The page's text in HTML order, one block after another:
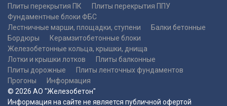
Плиты перекрытия ПК
Плиты перекрытия ППУ
Фундаментные блоки ФБС
Лестничные марши, площадки, ступени
Балки бетонные
Бордюры
Керамзитобетонные блоки
Железобетонные кольца, крышки, днища
Лотки и крышки лотков
Плиты балконные
Плиты дорожные
Плиты ленточных фундаментов
Прогоны
Информация
© 2026 АО "Железобетон"
Информация на сайте не является публичной офертой